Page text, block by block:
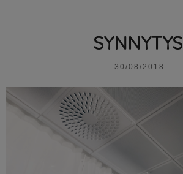
SYNNYTYS
30/08/2018